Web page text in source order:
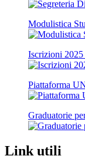
Modulistica
Iscrizioni 2025
Piattaforma
Graduatorie
Link utili